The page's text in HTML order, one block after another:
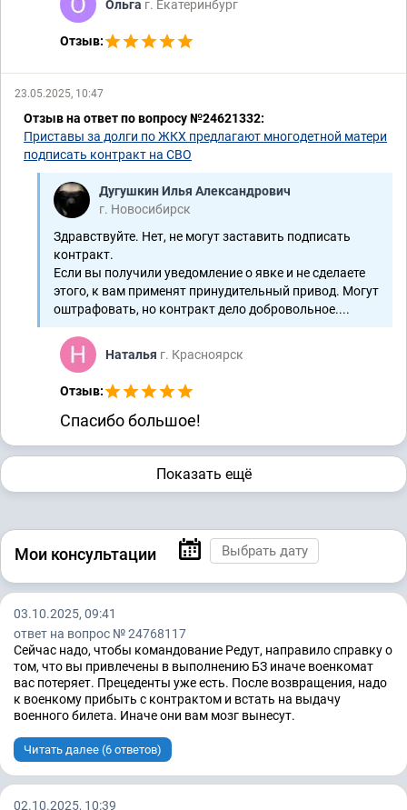
Ольга г. Екатеринбург
Отзыв:
23.05.2025, 10:47
Отзыв на ответ по вопросу №24621332:
Приставы за долги по ЖКХ предлагают многодетной матери
подписать контракт на СВО
Дугушкин Илья Александрович
г. Новосибирск
Здравствуйте. Нет, не могут заставить подписать
контракт.
Если вы получили уведомление о явке и не сделаете
этого, к вам применят принудительный привод. Могут
оштрафовать, но контракт дело добровольное....
Наталья г. Красноярск
Отзыв:
Спасибо большое!
Показать ещё
Мои консультации
03.10.2025, 09:41
ответ на вопрос № 24768117
Сейчас надо, чтобы командование Редут, направило справку о
том, что вы привлечены в выполнению БЗ иначе военкомат
вас потеряет. Прецеденты уже есть. После возвращения, надо
к военкому прибыть с контрактом и встать на выдачу
военного билета. Иначе они вам мозг вынесут.
Читать далее (6 ответов)
02.10.2025, 10:39